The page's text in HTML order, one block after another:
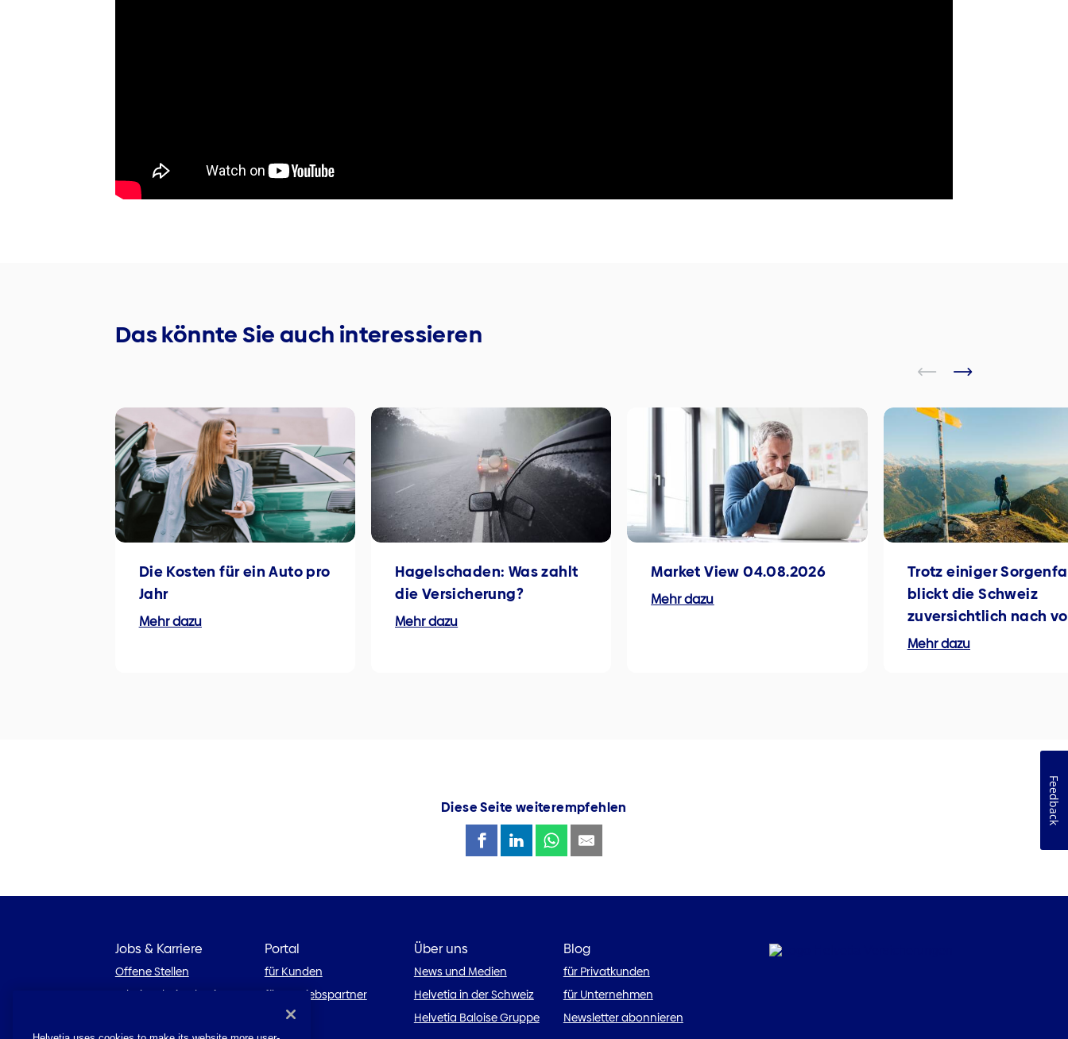
Das könnte Sie auch interessieren
Die Kosten für ein Auto pro
Jahr
Mehr dazu
Hagelschaden: Was zahlt
die Versicherung?
Mehr dazu
Market View 04.08.2026
Mehr dazu
Trotz einiger
blickt die Schweiz
zuversichtlich nach
Mehr dazu
Diese Seite weiterempfehlen
Jobs & Karriere
Offene Stellen
Arbeiten bei Helvetia
Portal
für Kunden
für Vertriebspartner
Über uns
News und Medien
Helvetia in der Schweiz
Helvetia Baloise Gruppe
Blog
für Privatkunden
für Unternehmen
Newsletter abonnieren
Feedback